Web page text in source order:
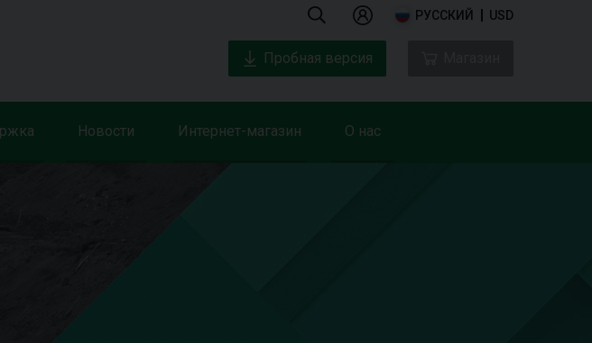
РУССКИЙ USD
Новости Интернет-магазин О нас
Пробная версия